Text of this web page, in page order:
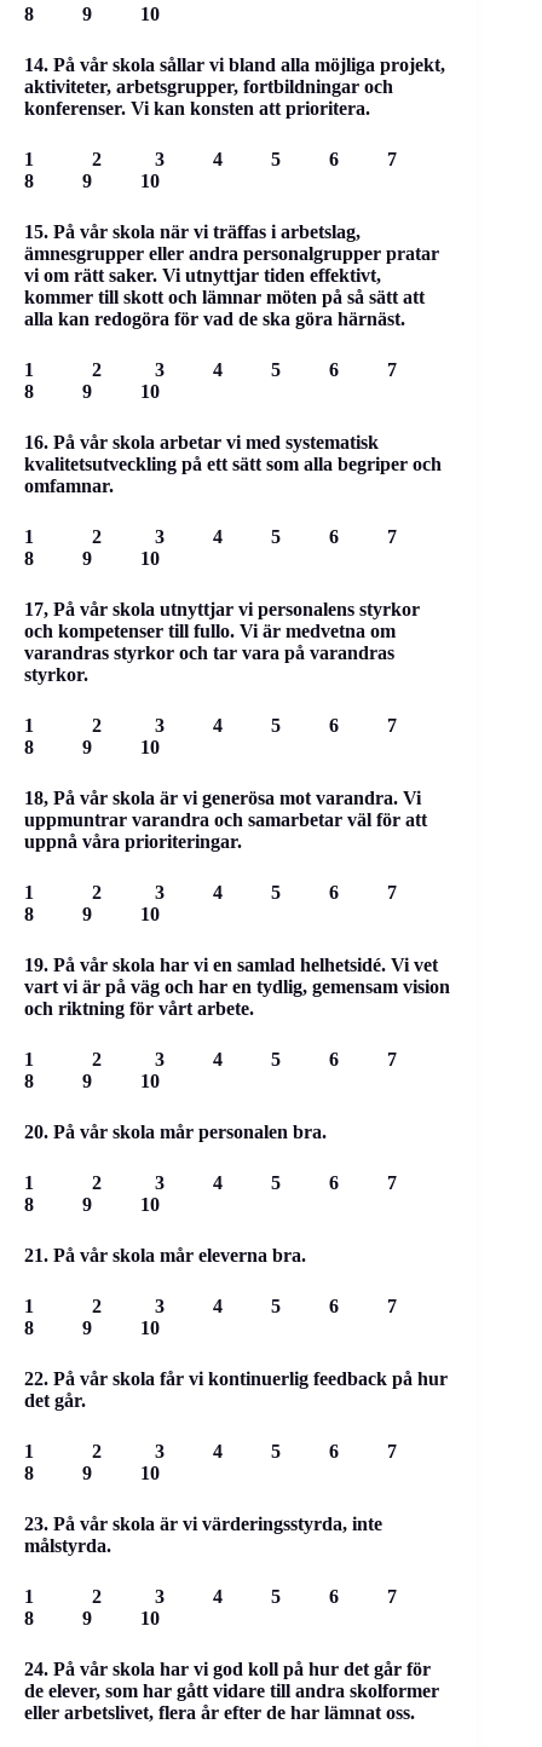
8 9 10
14. På vår skola sållar vi bland alla möjliga projekt,
aktiviteter, arbetsgrupper, fortbildningar och
konferenser. Vi kan konsten att prioritera.
1 2 3 4 5 6 7
8 9 10
15. På vår skola när vi träffas i arbetslag,
ämnesgrupper eller andra personalgrupper pratar
vi om rätt saker. Vi utnyttjar tiden effektivt,
kommer till skott och lämnar möten på så sätt att
alla kan redogöra för vad de ska göra härnäst.
1 2 3 4 5 6 7
8 9 10
16. På vår skola arbetar vi med systematisk
kvalitetsutveckling på ett sätt som alla begriper och
omfamnar.
1 2 3 4 5 6 7
8 9 10
17, På vår skola utnyttjar vi personalens styrkor
och kompetenser till fullo. Vi är medvetna om
varandras styrkor och tar vara på varandras
styrkor.
1 2 3 4 5 6 7
8 9 10
18, På vår skola är vi generösa mot varandra. Vi
uppmuntrar varandra och samarbetar väl för att
uppnå våra prioriteringar.
1 2 3 4 5 6 7
8 9 10
19. På vår skola har vi en samlad helhetsidé. Vi vet
vart vi är på väg och har en tydlig, gemensam vision
och riktning för vårt arbete.
1 2 3 4 5 6 7
8 9 10
20. På vår skola mår personalen bra.
1 2 3 4 5 6 7
8 9 10
21. På vår skola mår eleverna bra.
1 2 3 4 5 6 7
8 9 10
22. På vår skola får vi kontinuerlig feedback på hur
det går.
1 2 3 4 5 6 7
8 9 10
23. På vår skola är vi värderingsstyrda, inte
målstyrda.
1 2 3 4 5 6 7
8 9 10
24. På vår skola har vi god koll på hur det går för
de elever, som har gått vidare till andra skolformer
eller arbetslivet, flera år efter de har lämnat oss.